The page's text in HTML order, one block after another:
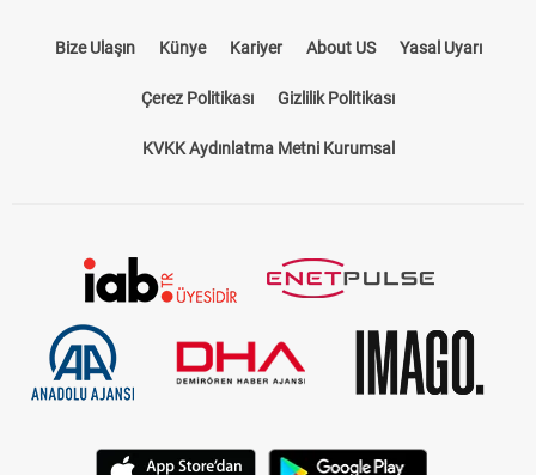
Bize Ulaşın Künye Kariyer About US Yasal Uyarı
Çerez Politikası Gizlilik Politikası
KVKK Aydınlatma Metni Kurumsal